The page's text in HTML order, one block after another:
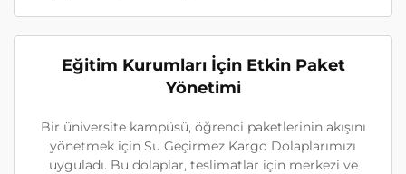
Eğitim Kurumları İçin Etkin Paket
Yönetimi
Bir üniversite kampüsü, öğrenci paketlerinin akışını
yönetmek için Su Geçirmez Kargo Dolaplarımızı
uyguladı. Bu dolaplar, teslimatlar için merkezi ve